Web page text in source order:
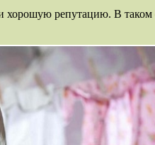
репутацию. В таком